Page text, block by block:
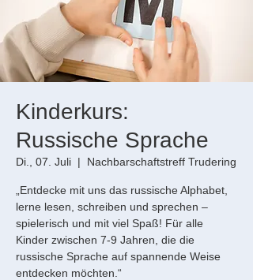
Kinderkurs:
Russische Sprache
Di., 07. Juli
  |
Nachbarschaftstreff Trudering
„Entdecke mit uns das russische Alphabet,
lerne lesen, schreiben und sprechen –
spielerisch und mit viel Spaß! Für alle
Kinder zwischen 7-9 Jahren, die die
russische Sprache auf spannende Weise
entdecken möchten.“